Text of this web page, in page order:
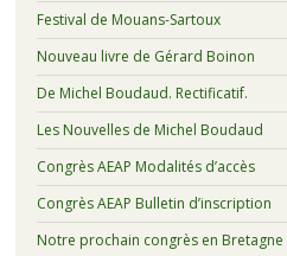
Festival de Mouans-Sartoux
Nouveau livre de Gérard Boinon
De Michel Boudaud. Rectificatif.
Les Nouvelles de Michel Boudaud
Congrès AEAP Modalités d’accès
Congrès AEAP Bulletin d’inscription
Notre prochain congrès en Bretagne